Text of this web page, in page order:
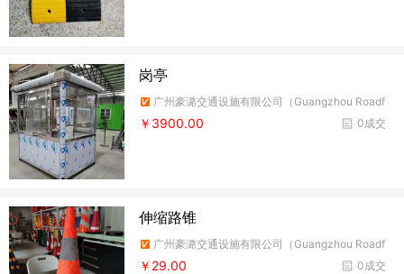
岗亭
广州豪潞交通设施有限公司（Guangzhou Roadf
ire Traffic Facilities Co.,Ltd）
0成交
￥3900.00
伸缩路锥
广州豪潞交通设施有限公司（Guangzhou Roadf
ire Traffic Facilities Co.,Ltd）
0成交
￥29.00